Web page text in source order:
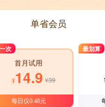
单省会员
次
首月试用
¥14.9 ¥39
每日仅0.48元
最划算